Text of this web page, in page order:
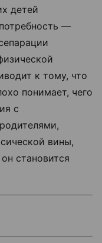
детей
—
к тому, что
понимает, чего
с
вины,
становится